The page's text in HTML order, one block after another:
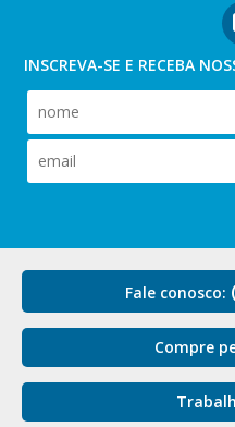
INSCREVA-SE E RECEBA
Fale conosco:
Compre